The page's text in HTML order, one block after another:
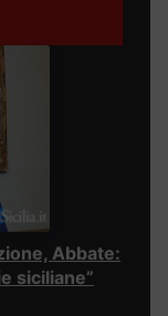
Abbate:
siciliane”